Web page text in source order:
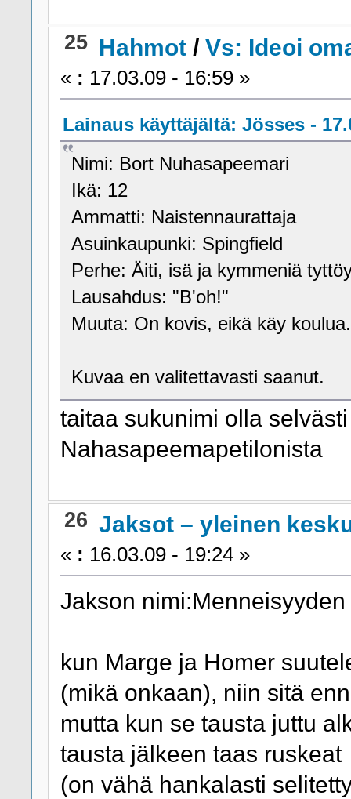
25 Hahmot /Vs: Ideoi
« : 17.03.09 - 16:59 »
Lainaus käyttäjältä: Jösses -
Nimi: Bort Nuhasapeemari
Ikä: 12
Ammatti: Naistennaurattaja
Asuinkaupunki: Spingfield
Perhe: Äiti, isä ja kymmeniä
Lausahdus: "B'oh!"
Muuta: On kovis, eikä käy koulua.
Kuvaa en valitettavasti saanut.
taitaa sukunimi olla
Nahasapeemapetilonista
26 Jaksot – yleinen
« : 16.03.09 - 19:24 »
Jakson nimi:Menneisyyden
kun Marge ja Homer
(mikä onkaan), niin sitä
mutta kun se tausta juttu
tausta jälkeen taas ruskeat
(on vähä hankalasti